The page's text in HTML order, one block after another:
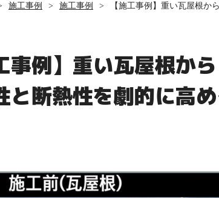
施工事例 施工事例 【施工事例】重い瓦屋根か
事例】重い瓦屋根か
と断熱性を劇的に高